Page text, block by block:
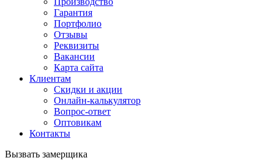
Гарантия
Портфолио
Отзывы
Реквизиты
Вакансии
Карта сайта
Клиентам
Скидки и акции
Онлайн-калькулятор
Вопрос-ответ
Оптовикам
Контакты
Вызвать замерщика